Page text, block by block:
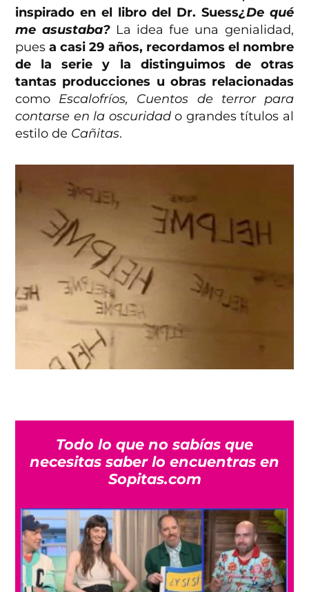
inspirado en el libro del Dr. Suess¿De qué
me asustaba? La idea fue una genialidad,
puesa casi 29 años, recordamos el nombre
de la serie y la distinguimos de otras
tantas producciones u obras relacionadas
como Escalofríos, Cuentos de terror para
contarse en la oscuridado grandes títulos al
estilo de Cañitas.
Todo lo que no sabías que
necesitas saber lo encuentras en
Sopitas.com